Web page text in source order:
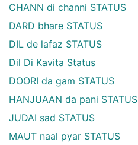
CHANN di channi STATUS
DARD bhare STATUS
DIL de lafaz STATUS
Dil Di Kavita Status
DOORI da gam STATUS
HANJUAAN da pani STATUS
JUDAI sad STATUS
MAUT naal pyar STATUS